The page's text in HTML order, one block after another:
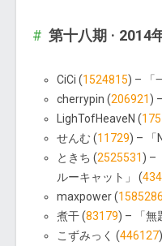
第十八期 · 2014
CiCi (1524815) – 「
cherrypin (206921 )
LighTofHeaveN (
せんむ (11729) – 「
ときち (2525531 ) –
ルーキャット」 (
maxpower (1585286
煮干 (83179) – 「無
こずみっく (446127